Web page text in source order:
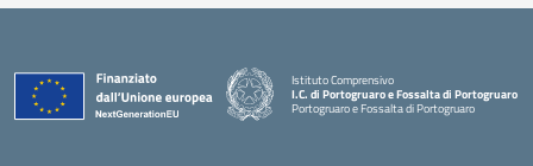
Istituto Comprensivo
I.C. di Portogruaro e Fossalta di Portogruaro
Portogruaro e Fossalta di Portogruaro
— Visita la pagina iniziale della scuola